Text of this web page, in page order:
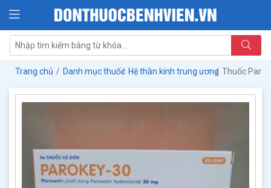
Trang chủ Danh mục thuốc Hệ thần kinh trung ương Thuốc